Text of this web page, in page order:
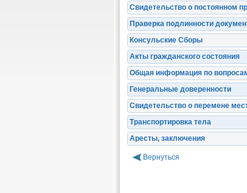
Свидетельство о постоянном
Праверка подлинности
Консульские Сборы
Акты гражданского состояния
Общая информация по
Генеральные доверенности
Свидетельство о перемене
Транспортировка тела
Аресты, заключения
Вернуться